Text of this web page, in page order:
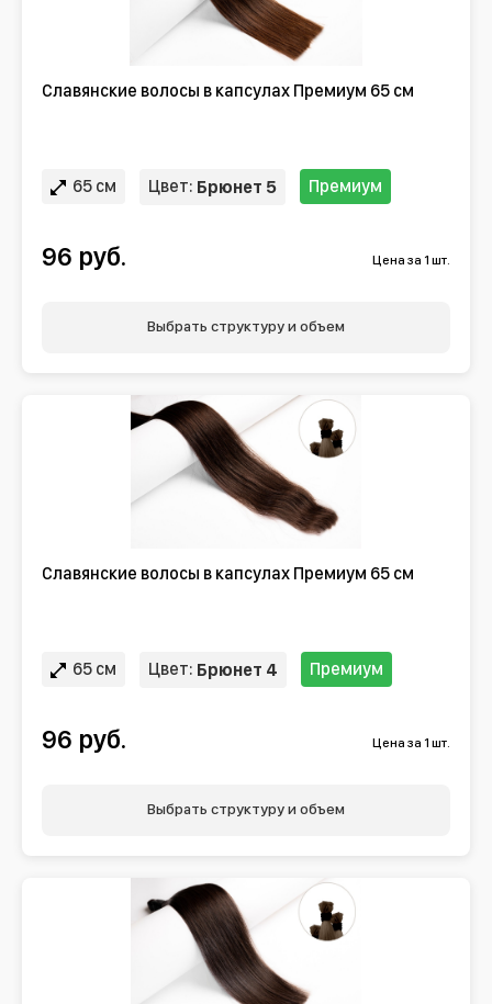
Славянские волосы в капсулах Премиум 65 см
65 см Цвет: Брюнет 5 Премиум
96 руб. Цена за 1 шт.
Выбрать структуру и объем
Славянские волосы в капсулах Премиум 65 см
65 см Цвет: Брюнет 4 Премиум
96 руб. Цена за 1 шт.
Выбрать структуру и объем